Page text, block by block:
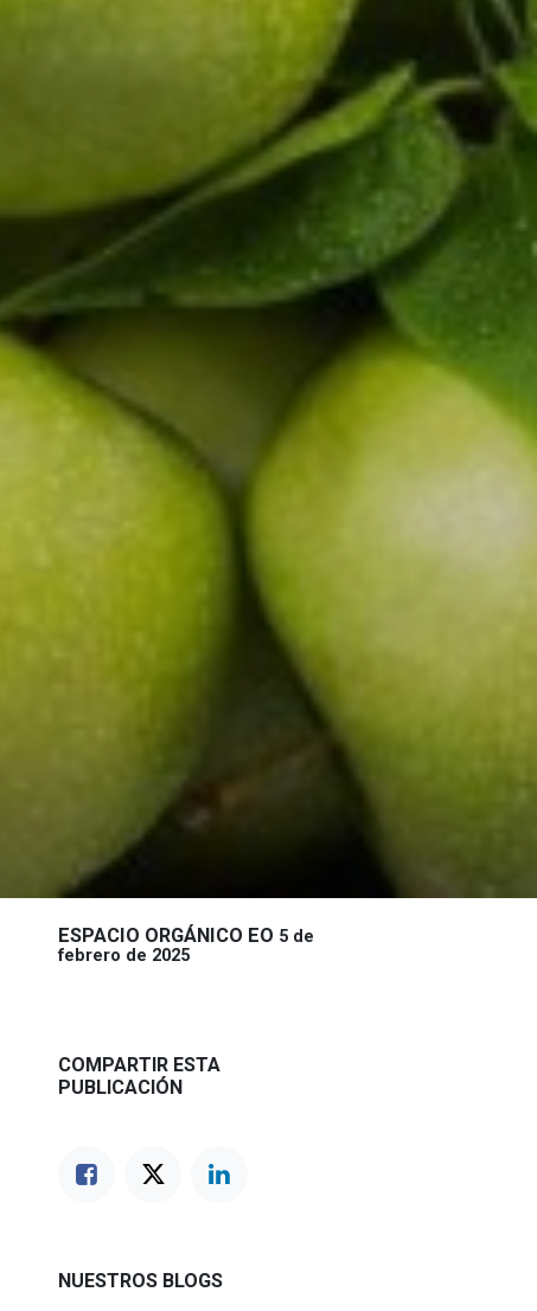
ESPACIO ORGÁNICO EO 5 de
febrero de 2025
COMPARTIR ESTA
PUBLICACIÓN
NUESTROS BLOGS